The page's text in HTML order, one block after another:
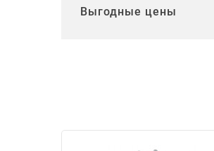
Выгодные цены